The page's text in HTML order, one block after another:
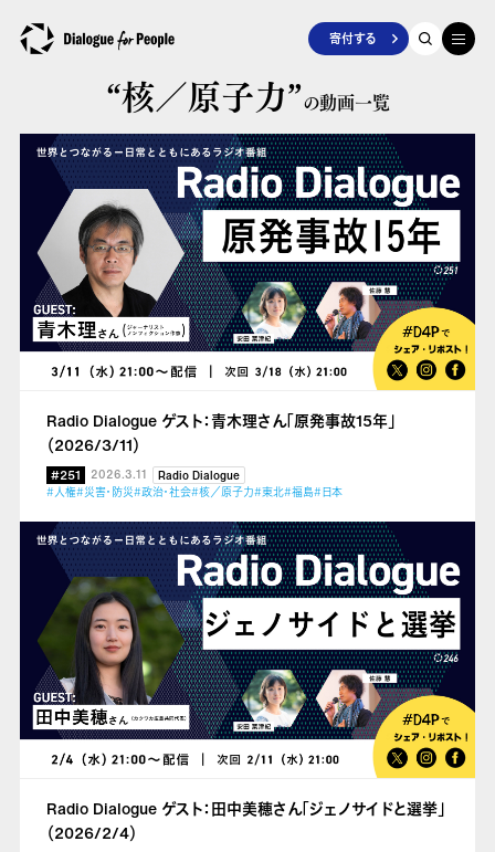
寄付する
“核／原子力”の動画一覧
Radio Dialogue ゲスト：青木理さん「原発事故15年」
（2026/3/11）
#251 2026.3.11
Radio Dialogue
#人権#災害・防災#政治・社会#核／原子力#東北#福島#日本
Radio Dialogue ゲスト：田中美穂さん「ジェノサイドと選挙」
（2026/2/4）